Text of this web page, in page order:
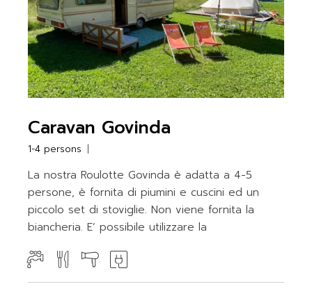
Caravan Govinda
1-4 persons
La nostra Roulotte Govinda è adatta a 4-5
persone, è fornita di piumini e cuscini ed un
piccolo set di stoviglie. Non viene fornita la
biancheria. E’ possibile utilizzare la